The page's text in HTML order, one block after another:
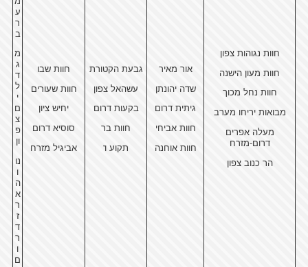
חוות נגוהות צפון
חוות מעון הישנה
חוות נחל מכוך
מבואות יריחו מערב
מעלה אפרים
דרום-מזרח
הר כנוב צפון
אור מאיר
שדה יהונתן
גיתית דרום
חוות אביחי
חוות אוחנה
גבעת הקטורת
עשהאל צפון
בקעות דרום
חוות בר
תקוע ו'
חוות שבו
חוות שעורים
יחיש ציון
סוסיא דרום
אביגיל מזרח
ע
ר
ב
מ
ג
ד
ל
י
ם
צ
פ
ון
נו
ו
ה
א
ר
ז
ד
ר
ו
ם